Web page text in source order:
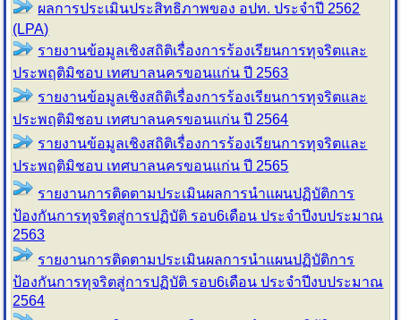
ผลการประเมินประสิทธิภาพของ อปท. ประจำปี 2562
(LPA)
รายงานข้อมูลเชิงสถิติเรื่องการร้องเรียนการทุจริตและ
ประพฤติมิชอบ เทศบาลนครขอนแก่น ปี 2563
รายงานข้อมูลเชิงสถิติเรื่องการร้องเรียนการทุจริตและ
ประพฤติมิชอบ เทศบาลนครขอนแก่น ปี 2564
รายงานข้อมูลเชิงสถิติเรื่องการร้องเรียนการทุจริตและ
ประพฤติมิชอบ เทศบาลนครขอนแก่น ปี 2565
รายงานการติดตามประเมินผลการนำแผนปฏิบัติการ
ป้องกันการทุจริตสู่การปฏิบัติ รอบ6เดือน ประจำปีงบประมาณ
2563
รายงานการติดตามประเมินผลการนำแผนปฏิบัติการ
ป้องกันการทุจริตสู่การปฏิบัติ รอบ6เดือน ประจำปีงบประมาณ
2564